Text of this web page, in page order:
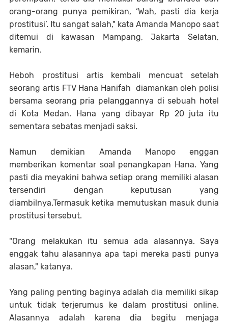
orang-orang punya pemikiran, ‘Wah, pasti dia kerja
prostitusi’. Itu sangat salah," kata Amanda Manopo saat
ditemui di kawasan Mampang, Jakarta Selatan,
kemarin.
Heboh prostitusi artis kembali mencuat setelah
seorang artis FTV Hana Hanifah diamankan oleh polisi
bersama seorang pria pelanggannya di sebuah hotel
di Kota Medan. Hana yang dibayar Rp 20 juta itu
sementara sebatas menjadi saksi.
Namun demikian Amanda Manopo enggan
memberikan komentar soal penangkapan Hana. Yang
pasti dia meyakini bahwa setiap orang memiliki alasan
tersendiri dengan keputusan yang
diambilnya.Termasuk ketika memutuskan masuk dunia
prostitusi tersebut.
"Orang melakukan itu semua ada alasannya. Saya
enggak tahu alasannya apa tapi mereka pasti punya
alasan," katanya.
Yang paling penting baginya adalah dia memiliki sikap
untuk tidak terjerumus ke dalam prostitusi online.
Alasannya adalah karena dia begitu menjaga